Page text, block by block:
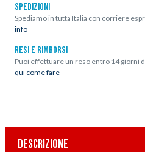
SPEDIZIONI
Spediamo in tutta Italia con corriere
info
RESI E RIMBORSI
Puoi effettuare un reso entro 14 giorni
qui come fare
DESCRIZIONE